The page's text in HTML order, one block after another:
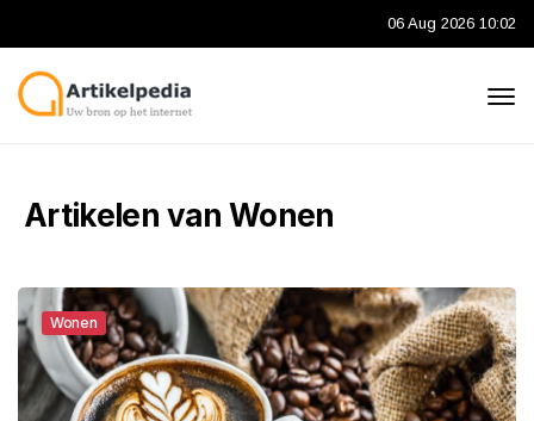
06 Aug 2026 10:02
Artikelen van Wonen
Wonen